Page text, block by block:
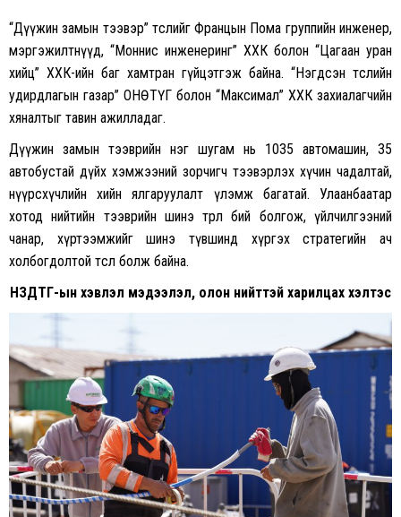
“Дүүжин замын тээвэр” төслийг Францын Пома группийн инженер,
мэргэжилтнүүд, “Моннис инженеринг” ХХК болон “Цагаан уран
хийц” ХХК-ийн баг хамтран гүйцэтгэж байна. “Нэгдсэн төслийн
удирдлагын газар” ОНӨТҮГ болон “Максимал” ХХК захиалагчийн
хяналтыг тавин ажилладаг.
Дүүжин замын тээврийн нэг шугам нь 1035 автомашин, 35
автобустай дүйх хэмжээний зорчигч тээвэрлэх хүчин чадалтай,
нүүрсхүчлийн хийн ялгаруулалт үлэмж багатай. Улаанбаатар
хотод нийтийн тээврийн шинэ төрөл бий болгож, үйлчилгээний
чанар, хүртээмжийг шинэ түвшинд хүргэх стратегийн ач
холбогдолтой төсөл болж байна.
НЗДТГ-ын хэвлэл мэдээлэл, олон нийттэй харилцах хэлтэс